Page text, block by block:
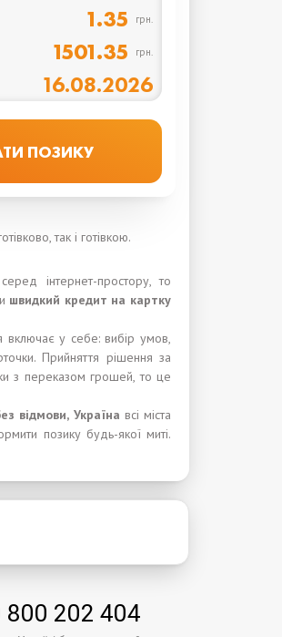
1.35 грн.
1501.35 грн.
16.08.2026
так і готівкою.
інтернет-простору, то
швидкий кредит на картку
у себе: вибір умов,
Прийняття рішення за
з переказом грошей, то це
відмови, Україна всі міста
позику будь-якої миті.
800 202 404